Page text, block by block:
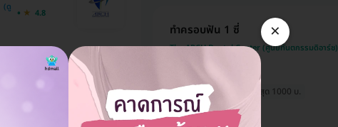
4.8
ดูรายละเอียด
HD ออกค่าประเมินให้! สูงสุด 1000 บ.
ถูกที่สุดเมื่อจองกับ HD
ทำครอบฟัน 1 ซี่
The ARCH Dental Center (ศูนย์ทันตกรรมดิอาร์ช)
×